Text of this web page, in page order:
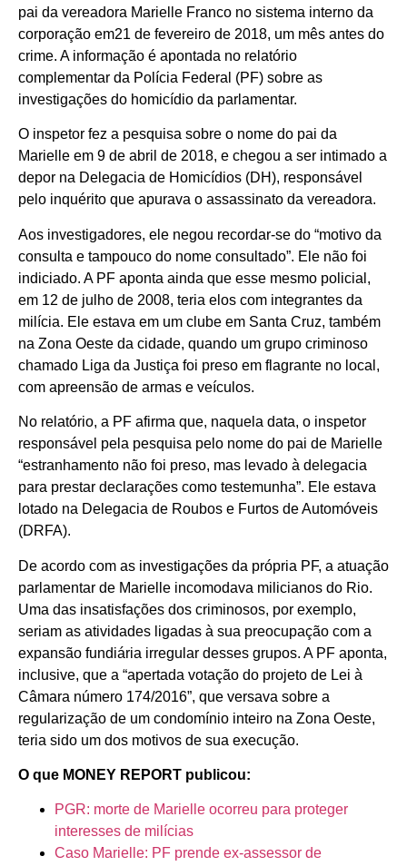
pai da vereadora Marielle Franco no sistema interno da
corporação em21 de fevereiro de 2018, um mês antes do
crime. A informação é apontada no relatório
complementar da Polícia Federal (PF) sobre as
investigações do homicídio da parlamentar.
O inspetor fez a pesquisa sobre o nome do pai da
Marielle em 9 de abril de 2018, e chegou a ser intimado a
depor na Delegacia de Homicídios (DH), responsável
pelo inquérito que apurava o assassinato da vereadora.
Aos investigadores, ele negou recordar-se do “motivo da
consulta e tampouco do nome consultado”. Ele não foi
indiciado. A PF aponta ainda que esse mesmo policial,
em 12 de julho de 2008, teria elos com integrantes da
milícia. Ele estava em um clube em Santa Cruz, também
na Zona Oeste da cidade, quando um grupo criminoso
chamado Liga da Justiça foi preso em flagrante no local,
com apreensão de armas e veículos.
No relatório, a PF afirma que, naquela data, o inspetor
responsável pela pesquisa pelo nome do pai de Marielle
“estranhamento não foi preso, mas levado à delegacia
para prestar declarações como testemunha”. Ele estava
lotado na Delegacia de Roubos e Furtos de Automóveis
(DRFA).
De acordo com as investigações da própria PF, a atuação
parlamentar de Marielle incomodava milicianos do Rio.
Uma das insatisfações dos criminosos, por exemplo,
seriam as atividades ligadas à sua preocupação com a
expansão fundiária irregular desses grupos. A PF aponta,
inclusive, que a “apertada votação do projeto de Lei à
Câmara número 174/2016”, que versava sobre a
regularização de um condomínio inteiro na Zona Oeste,
teria sido um dos motivos de sua execução.
O que MONEY REPORT publicou:
PGR: morte de Marielle ocorreu para proteger
interesses de milícias
Caso Marielle: PF prende ex-assessor de